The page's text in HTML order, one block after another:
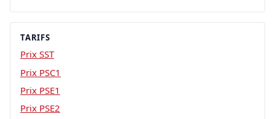
TARIFS
Prix SST
Prix PSC1
Prix PSE1
Prix PSE2